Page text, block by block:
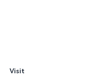
Visit